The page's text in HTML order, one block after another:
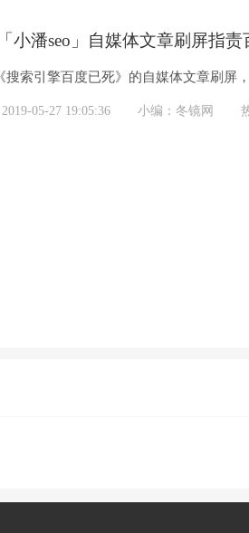
「小潘seo」自媒体文章刷屏指
搜索引擎百度已死》的自媒体文章刷屏
活路了，以后seo去干什么...
05-27 19:05:36 小编：冬镜网